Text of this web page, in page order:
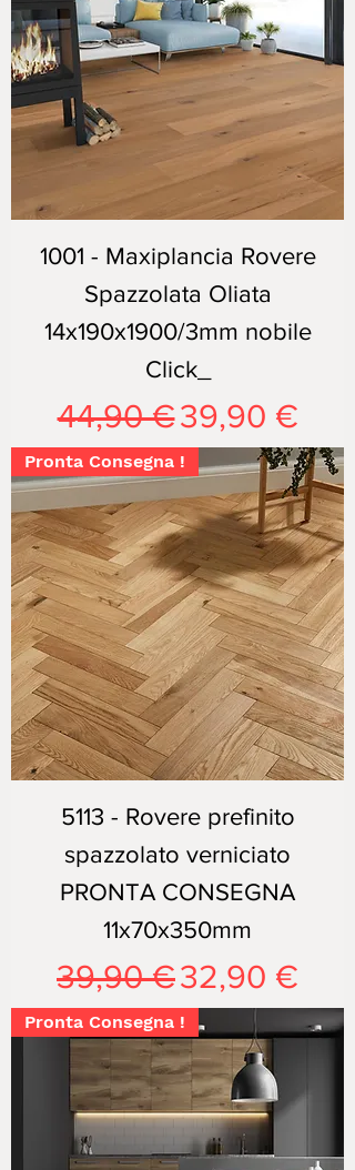
1001 - Maxiplancia Rovere
Spazzolata Oliata
14x190x1900/3mm nobile
Click_
Prezzo regolare
44,90 €Prezzo
39,90 €
Pronta Consegna !
5113 - Rovere prefinito
spazzolato verniciato
PRONTA CONSEGNA
11x70x350mm
Prezzo regolare
39,90 €Prezzo
32,90 €
Pronta Consegna !